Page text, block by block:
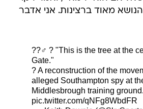
מאוד ברצינות. אני אדבר
??‍♂️ ? "This is the tree at the
Gate."
? A reconstruction of the
alleged Southampton spy at
Middlesbrough training ground.
pic.twitter.com/qNFg8WbdFR